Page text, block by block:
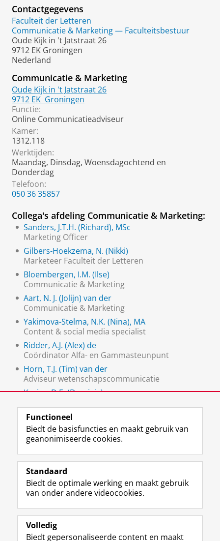
Contactgegevens
Faculteit der Letteren
Communicatie & Marketing — Faculteitsbestuur
Oude Kijk in 't Jatstraat 26
9712 EK Groningen
Nederland
Communicatie & Marketing
Oude Kijk in 't Jatstraat 26
9712 EK Groningen
Functie:
Online Communicatieadviseur
Kamer:
1312.118
Werktijden:
Maandag, Dinsdag, Woensdagochtend en
Donderdag
Telefoon:
050 36 35857
Collega's afdeling Communicatie & Marketing:
Sanders, J.T.H. (Richard), MSc
Marketing Officer
Gilbers-Hoekzema, N. (Nikki)
Marketeer Faculteit der Letteren
Bloembergen, I.M. (Ilse)
Communicatie & Marketing
Aart, N. J. (Jolijn) van der
Communicatie & Marketing
Yakimova-Stelma, N.K. (Nina), MA
Content & social media specialist
Ridder, A.J. (Alex) de
Coördinator Alfa- en Gammasteunpunt
Horn, T.J. (Tim) van der
Adviseur wetenschapscommunicatie
Kruize, D.E. (Dominic)
Volg de RUG
F
a
e
b
o
p
L
i
k
e
I
-
R
S
-
f
e
R
I
n
t
r
m
Y
o
T
e
k
Studiekiezers
Alumni
Functioneel
Biedt de basisfuncties en maakt gebruik van
geanonimiseerde cookies.
Standaard
Biedt de optimale werking en maakt gebruik
van onder andere videocookies.
Volledig
Biedt gepersonaliseerde content en maakt